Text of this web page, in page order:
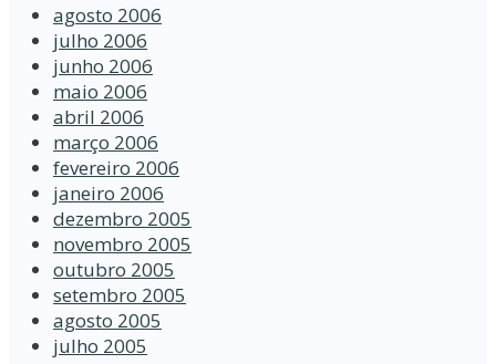
agosto 2006
julho 2006
junho 2006
maio 2006
abril 2006
março 2006
fevereiro 2006
janeiro 2006
dezembro 2005
novembro 2005
outubro 2005
setembro 2005
agosto 2005
julho 2005